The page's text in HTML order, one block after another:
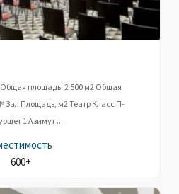
площадь: 2 500 м2 Общая
Зал Площадь, м2 Театр Класс П-
1 Азимут ...
600+